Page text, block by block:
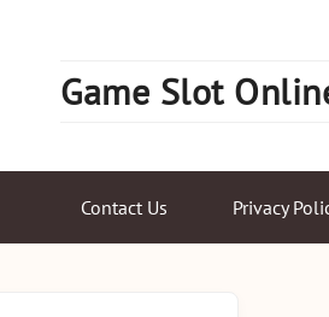
Game Slot
Contact Us Privacy